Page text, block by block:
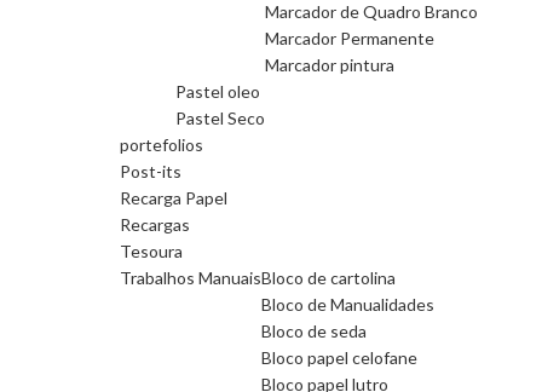
Marcador de Quadro Branco
Marcador Permanente
Marcador pintura
Pastel oleo
Pastel Seco
portefolios
Post-its
Recarga Papel
Recargas
Tesoura
Trabalhos ManuaisBloco de cartolina
Bloco de Manualidades
Bloco de seda
Bloco papel celofane
Bloco papel lutro